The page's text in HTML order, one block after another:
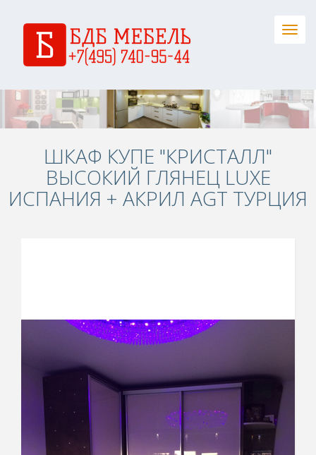
ШКАФ КУПЕ "КРИСТАЛЛ"
ВЫСОКИЙ ГЛЯНЕЦ LUXE
ИСПАНИЯ + АКРИЛ AGT ТУРЦИЯ